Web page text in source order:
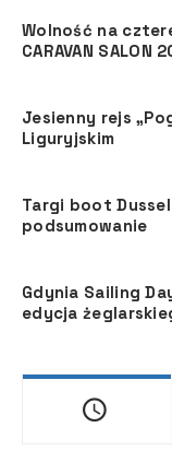
Wolność na
CARAVAN SALON
Jesienny rejs
Liguryjskim
Targi boot
podsumowanie
Gdynia Sailing
edycja